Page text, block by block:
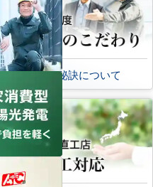
選ばれる秘訣について
POINT
4